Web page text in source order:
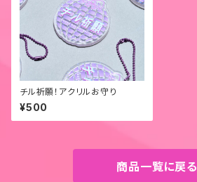
チル祈願！アクリルお守り
¥500
商品一覧に戻る